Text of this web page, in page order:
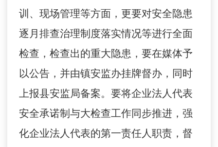
训、现场管理等方面，更要对安全隐患
逐月排查治理制度落实情况等进行全面
检查，检查出的重大隐患，要在媒体予
以公告，并由镇安监办挂牌督办，同时
上报县安监局备案。要将企业法人代表
安全承诺制与大检查工作同步推进，强
化企业法人代表的第一责任人职责，督